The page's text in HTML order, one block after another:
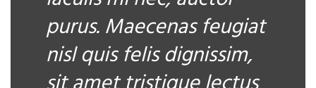
purus. Maecenas feugiat
nisl quis felis dignissim,